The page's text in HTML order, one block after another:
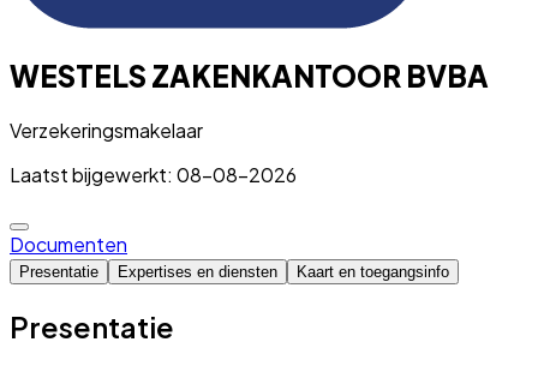
WESTELS ZAKENKANTOOR BVBA
Verzekeringsmakelaar
Laatst bijgewerkt: 08-08-2026
Documenten
Presentatie Expertises en diensten Kaart en toegangsinfo
Presentatie